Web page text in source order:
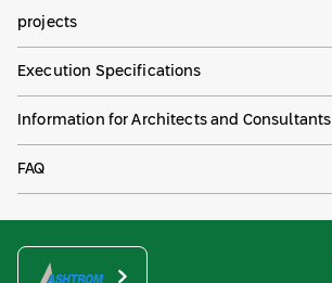
projects
Execution Specifications
Information for Architects and Consultants
FAQ